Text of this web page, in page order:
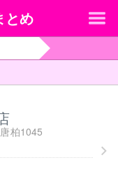
とめ
柏1045